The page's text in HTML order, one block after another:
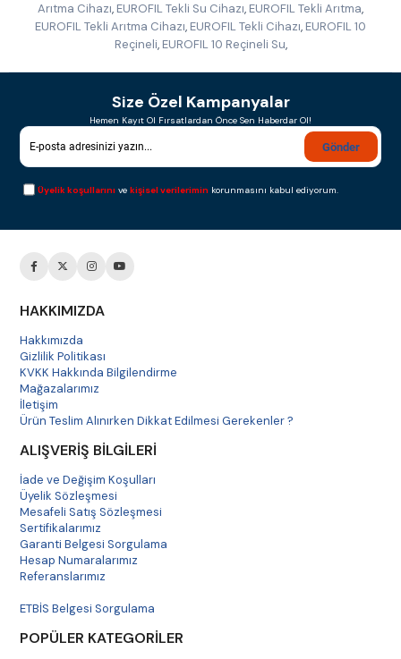
Arıtma Cihazı, EUROFIL Tekli Su Cihazı, EUROFIL Tekli Arıtma,
EUROFIL Tekli Arıtma Cihazı, EUROFIL Tekli Cihazı, EUROFIL 10
Reçineli, EUROFIL 10 Reçineli Su,
Size Özel Kampanyalar
Hemen Kayıt Ol Fırsatlardan Önce Sen Haberdar Ol!
Gönder
Üyelik koşullarını vekişisel verilerimin korunmasını kabul ediyorum.
HAKKIMIZDA
Hakkımızda
Gizlilik Politikası
KVKK Hakkında Bilgilendirme
Mağazalarımız
İletişim
Ürün Teslim Alınırken Dikkat Edilmesi Gerekenler ?
ALIŞVERİŞ BİLGİLERİ
İade ve Değişim Koşulları
Üyelik Sözleşmesi
Mesafeli Satış Sözleşmesi
Sertifikalarımız
Garanti Belgesi Sorgulama
Hesap Numaralarımız
Referanslarımız
ETBİS Belgesi Sorgulama
POPÜLER KATEGORİLER